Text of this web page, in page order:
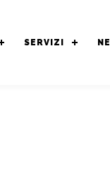
SERVIZI